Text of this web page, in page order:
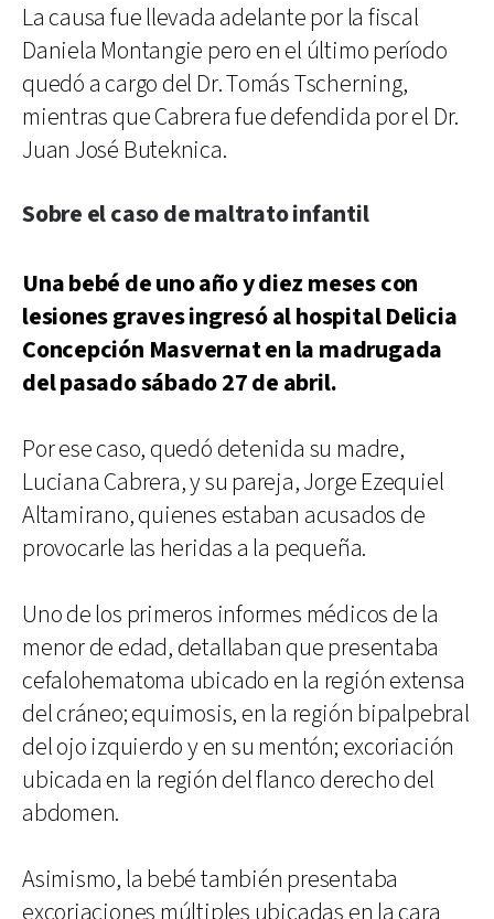
La causa fue llevada adelante por la fiscal
Daniela Montangie pero en el último período
quedó a cargo del Dr. Tomás Tscherning,
mientras que Cabrera fue defendida por el Dr.
Juan José Buteknica.
Sobre el caso de maltrato infantil
Una bebé de uno año y diez meses con
lesiones graves ingresó al hospital Delicia
Concepción Masvernat en la madrugada
del pasado sábado 27 de abril.
Por ese caso, quedó detenida su madre,
Luciana Cabrera, y su pareja, Jorge Ezequiel
Altamirano, quienes estaban acusados de
provocarle las heridas a la pequeña.
Uno de los primeros informes médicos de la
menor de edad, detallaban que presentaba
cefalohematoma ubicado en la región extensa
del cráneo; equimosis, en la región bipalpebral
del ojo izquierdo y en su mentón; excoriación
ubicada en la región del flanco derecho del
abdomen.
Asimismo, la bebé también presentaba
excoriaciones múltiples ubicadas en la cara